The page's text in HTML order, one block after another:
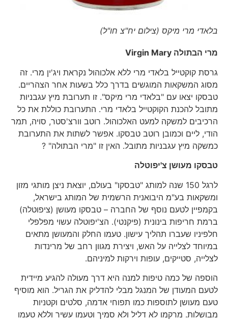
בלאדי מרי מיקס (צילום יח"צ חו"ל)
מרי הבתולהVirgin Mary
גרסת קוקטייל בלאדי מרי ללא אלכוהול נקראת ויג'ין מרי. זה
מסוג המשקאות המוגשים בדרך כלל בשעות אחר הצהריים.
טבסקו יצאו עם "בלאדי מרי מיקס". זו תערובת מיץ עגבניות
מתובל להכנת הקוקטייל בלאדי מרי. התערובת כוללת את כל
הרכיבים למשקה למעט האלכוהול. רוטב וורצ'סטר, סויה, תמר
הודי, ליים וכמובן רוטב טבסקו. אפשר לשתות את התערובת
כמשקה מיץ עגבניות מתובל. האין זו "מרי הבתולה" ?
טבסקו מעושן צ'יפוטלה
לרגל 150 שנה למותג "טבסקו" בעולם, יוצאת ניצן מותגי מזון
ומשקאות בע"מ היבואנית הרשמית של המותג בישראל,
בקמפיין לטעם נוסף של החברה – טבסקו מעושן (ציפוטלה)
ברמת חריפות בינונית (פיקנטי). הצ'יפוטלה עשוי מפלפלי
חלפיניו שעברו תהליך עישון. טעמו החלק והמעושן מתאים
במיוחד לצלייה על האש, ויצירת מגוון רחב של מרינדות
לצלייה, סטייקים, עופות וירקות למיניהם.
הוספה של כמה טיפות למנה היא דרך מעולה להגיע מיידית
לטעם המעודן של המנגל מבלי להדליק את הגריל. הוא מוסיף
טעם מעושן לתוספות כמו תפוחי אדמה, סלטים וקטניות
מבושלות. מרקמו לא דליל ולא סמיך וטעמו עשיר וללא טעמו